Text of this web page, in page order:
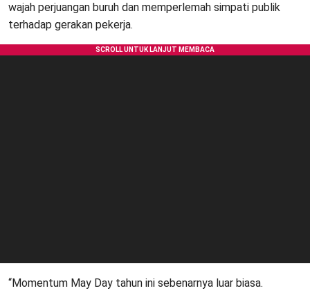
wajah perjuangan buruh dan memperlemah simpati publik
terhadap gerakan pekerja.
“Momentum May Day tahun ini sebenarnya luar biasa.